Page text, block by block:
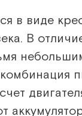
в виде
В
счет